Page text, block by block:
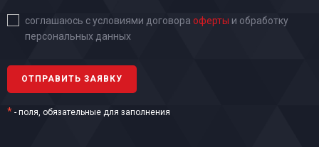
соглашаюсь с условиями договора оферты и обработку
персональных данных
* - поля, обязательные для заполнения